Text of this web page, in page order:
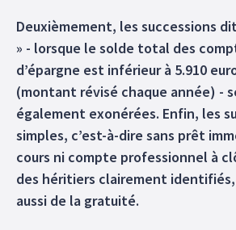
Deuxièmement, les successions
» - lorsque le solde total des
d’épargne est inférieur à 5.910
(montant révisé chaque année) -
également exonérées. Enfin, les
simples, c’est-à-dire sans prêt
cours ni compte professionnel à
des héritiers clairement
aussi de la gratuité.